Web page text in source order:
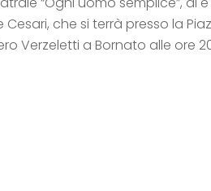
Cesari, che si terrà presso la
Verzeletti a Bornato alle ore